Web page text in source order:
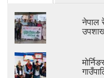
नेपाल